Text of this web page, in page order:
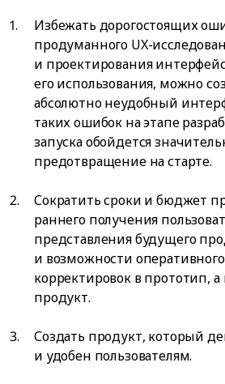
Избежать дорогостоящих
продуманного UX-
и проектирования
его использования, можно
абсолютно неудобный
таких ошибок на этапе
запуска обойдется
предотвращение на старте.
Сократить сроки и бюджет
раннего получения
представления будущего
и возможности
корректировок в прототип, а
продукт.
Создать продукт, который
и удобен пользователям.